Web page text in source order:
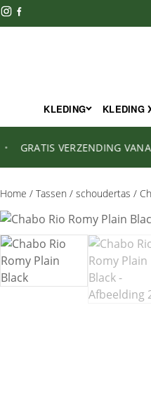
KLEDING KLEDING
VERZENDING VANAF 60
Home / Tassen / schoudertas /